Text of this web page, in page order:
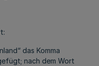
das Komma
nach dem Wort